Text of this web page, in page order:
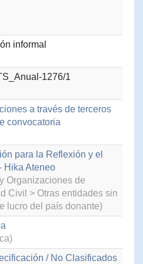
informal
1276/1
a través de terceros
convocatoria
para la Reflexión y el
Hika Ateneo
Organizaciones de
Civil > Otras entidades sin
lucro del país donante)
/ No Clasificados